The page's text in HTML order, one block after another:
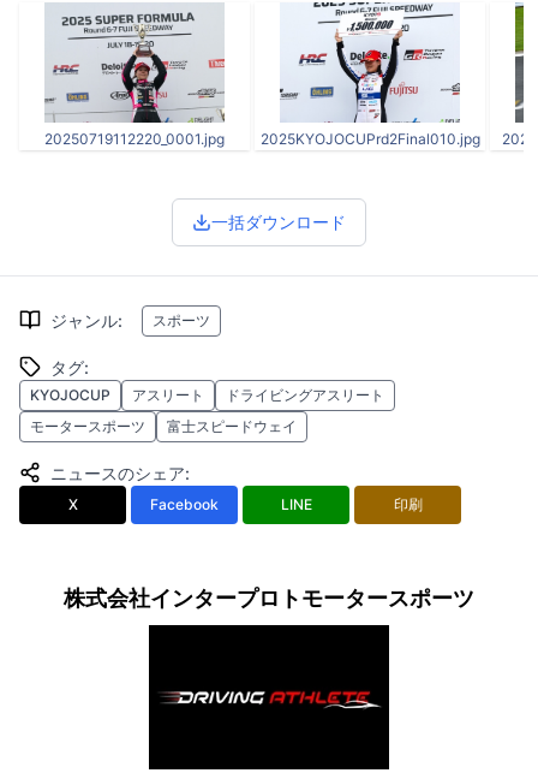
20250719112220_0001.jpg 2025KYOJOCUPrd2Final010.jpg
一括ダウンロード
ジャンル: スポーツ
タグ:
KYOJOCUP アスリート
ドライビングアスリート
モータースポーツ
富士スピードウェイ
ニュースのシェア:
X Facebook LINE 印刷
株式会社インタープロトモータースポーツ